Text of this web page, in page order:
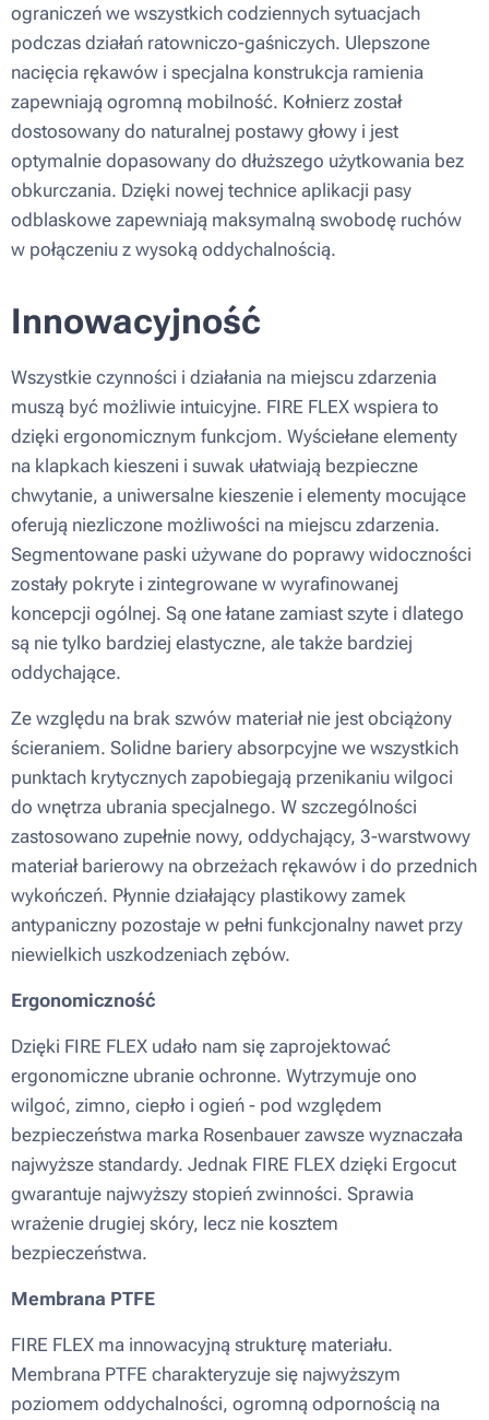
ograniczeń we wszystkich codziennych sytuacjach
podczas działań ratowniczo-gaśniczych. Ulepszone
nacięcia rękawów i specjalna konstrukcja ramienia
zapewniają ogromną mobilność. Kołnierz został
dostosowany do naturalnej postawy głowy i jest
optymalnie dopasowany do dłuższego użytkowania bez
obkurczania. Dzięki nowej technice aplikacji pasy
odblaskowe zapewniają maksymalną swobodę ruchów
w połączeniu z wysoką oddychalnością.
Innowacyjność
Wszystkie czynności i działania na miejscu zdarzenia
muszą być możliwie intuicyjne. FIRE FLEX wspiera to
dzięki ergonomicznym funkcjom. Wyściełane elementy
na klapkach kieszeni i suwak ułatwiają bezpieczne
chwytanie, a uniwersalne kieszenie i elementy mocujące
oferują niezliczone możliwości na miejscu zdarzenia.
Segmentowane paski używane do poprawy widoczności
zostały pokryte i zintegrowane w wyrafinowanej
koncepcji ogólnej. Są one łatane zamiast szyte i dlatego
są nie tylko bardziej elastyczne, ale także bardziej
oddychające.
Ze względu na brak szwów materiał nie jest obciążony
ścieraniem. Solidne bariery absorpcyjne we wszystkich
punktach krytycznych zapobiegają przenikaniu wilgoci
do wnętrza ubrania specjalnego. W szczególności
zastosowano zupełnie nowy, oddychający, 3-warstwowy
materiał barierowy na obrzeżach rękawów i do przednich
wykończeń. Płynnie działający plastikowy zamek
antypaniczny pozostaje w pełni funkcjonalny nawet przy
niewielkich uszkodzeniach zębów.
Ergonomiczność
Dzięki FIRE FLEX udało nam się zaprojektować
ergonomiczne ubranie ochronne. Wytrzymuje ono
wilgoć, zimno, ciepło i ogień - pod względem
bezpieczeństwa marka Rosenbauer zawsze wyznaczała
najwyższe standardy. Jednak FIRE FLEX dzięki Ergocut
gwarantuje najwyższy stopień zwinności. Sprawia
wrażenie drugiej skóry, lecz nie kosztem
bezpieczeństwa.
Membrana PTFE
FIRE FLEX ma innowacyjną strukturę materiału.
Membrana PTFE charakteryzuje się najwyższym
poziomem oddychalności, ogromną odpornością na